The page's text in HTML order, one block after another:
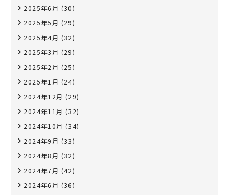
2025年6月 (30)
2025年5月 (29)
2025年4月 (32)
2025年3月 (29)
2025年2月 (25)
2025年1月 (24)
2024年12月 (29)
2024年11月 (32)
2024年10月 (34)
2024年9月 (33)
2024年8月 (32)
2024年7月 (42)
2024年6月 (36)